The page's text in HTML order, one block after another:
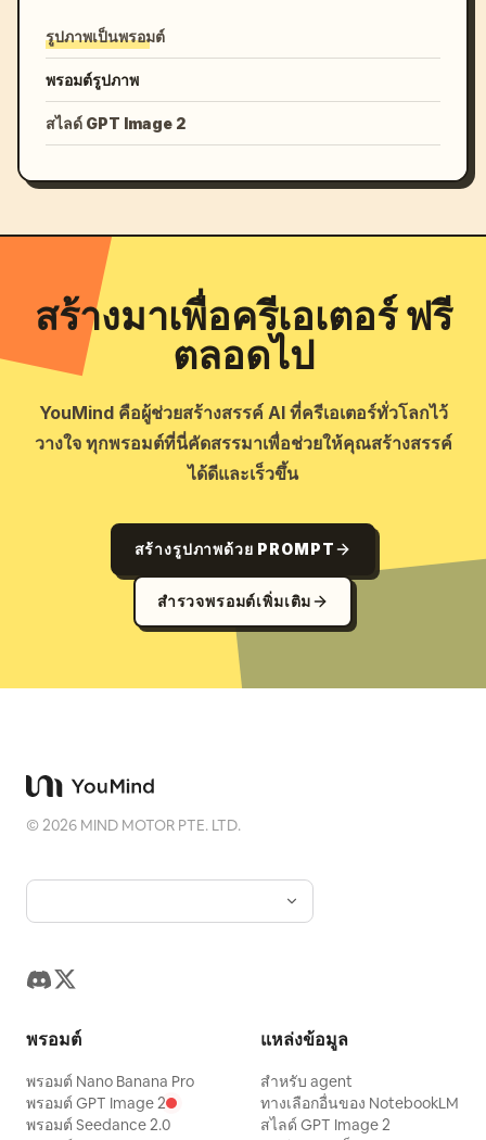
รูปภาพเป็นพรอมต์
พรอมต์รูปภาพ
สไลด์ GPT Image 2
สร้างมาเพื่อครีเอเตอร์ ฟรี
ตลอดไป
YouMind คือผู้ช่วยสร้างสรรค์ AI ที่ครีเอเตอร์ทั่วโลกไว้
วางใจ ทุกพรอมต์ที่นี่คัดสรรมาเพื่อช่วยให้คุณสร้างสรรค์
ได้ดีและเร็วขึ้น
สร้างรูปภาพด้วย PROMPT
สำรวจพรอมต์เพิ่มเติม
©2026 MIND MOTOR PTE. LTD.
พรอมต์
พรอมต์ Nano Banana Pro
พรอมต์ GPT Image 2
พรอมต์ Seedance 2.0
แหล่งข้อมูล
สำหรับ agent
ทางเลือกอื่นของ NotebookLM
สไลด์ GPT Image 2